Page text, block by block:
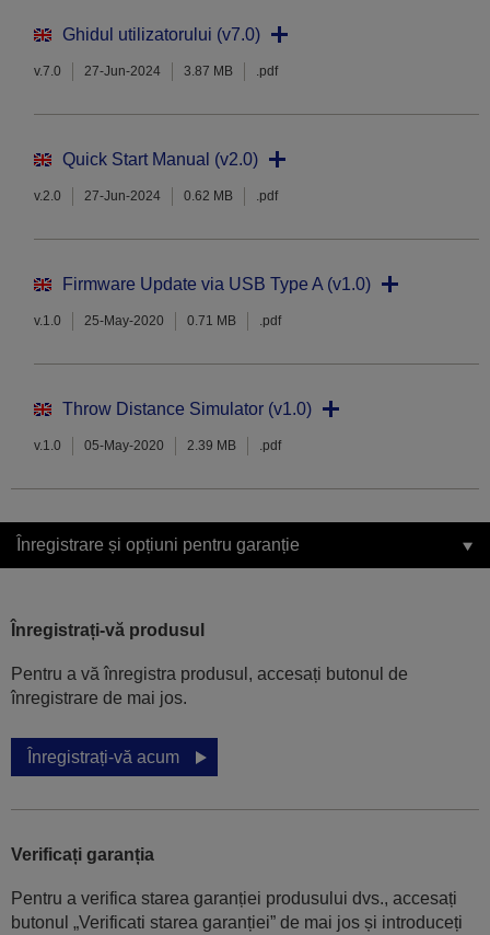
Ghidul utilizatorului (v7.0)
v.7.0 27-Jun-2024 3.87 MB .pdf
Quick Start Manual (v2.0)
v.2.0 27-Jun-2024 0.62 MB .pdf
Firmware Update via USB Type A (v1.0)
v.1.0 25-May-2020 0.71 MB .pdf
Throw Distance Simulator (v1.0)
v.1.0 05-May-2020 2.39 MB .pdf
Înregistrare și opțiuni pentru garanție
Înregistrați-vă produsul
Pentru a vă înregistra produsul, accesați butonul de
înregistrare de mai jos.
Înregistrați-vă acum
Verificați garanția
Pentru a verifica starea garanției produsului dvs., accesați
butonul „Verificati starea garanției” de mai jos și introduceți